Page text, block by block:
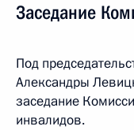
Заседание
Под
Александры
заседание
инвалидов.